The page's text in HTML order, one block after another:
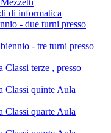
di informatica
- due turni presso
- tre turni presso
Classi terze , presso
Classi quinte Aula
Classi quarte Aula